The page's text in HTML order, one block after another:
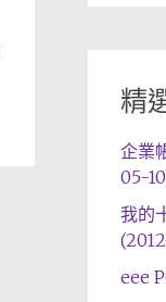
精
企業
05-
我的
eee